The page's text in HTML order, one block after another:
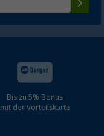
Bis zu 5% Bonus
mit der Vorteilskarte